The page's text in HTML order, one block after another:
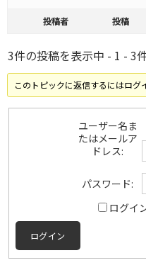
投稿者 投稿
3件の投稿を表示中 - 1 - 3
このトピックに返信するにはログ
ユーザー名ま
たはメールア
ドレス:
パスワード:
ログイ
ログイン